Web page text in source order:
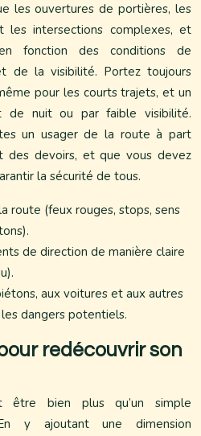
les ouvertures de portières, les
les intersections complexes, et
fonction des conditions de
de la visibilité. Portez toujours
pour les courts trajets, et un
de nuit ou par faible visibilité.
un usager de la route à part
des devoirs, et que vous devez
la sécurité de tous.
route (feux rouges, stops, sens
de direction de manière claire
aux voitures et aux autres
dangers potentiels.
redécouvrir son
bien plus qu’un simple
y ajoutant une dimension